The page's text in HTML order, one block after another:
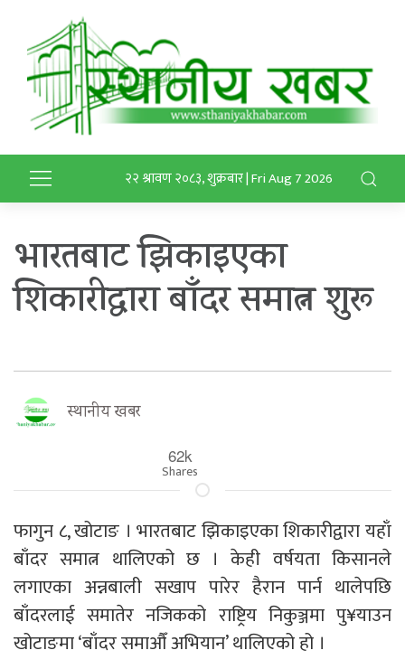
२२ श्रावण २०८३, शुक्रबार | Fri Aug 7 2026
भारतबाट झिकाइएका
शिकारीद्वारा बाँदर समात्न शुरू
स्थानीय खबर
62k
Shares
फागुन ८, खोटाङ । भारतबाट झिकाइएका शिकारीद्वारा यहाँ
बाँदर समात्न थालिएको छ । केही वर्षयता किसानले
लगाएका अन्नबाली सखाप पारेर हैरान पार्न थालेपछि
बाँदरलाई समातेर नजिकको राष्ट्रिय निकुञ्जमा पु¥याउन
खोटाङमा ‘बाँदर समाऔँ अभियान’ थालिएको हो ।